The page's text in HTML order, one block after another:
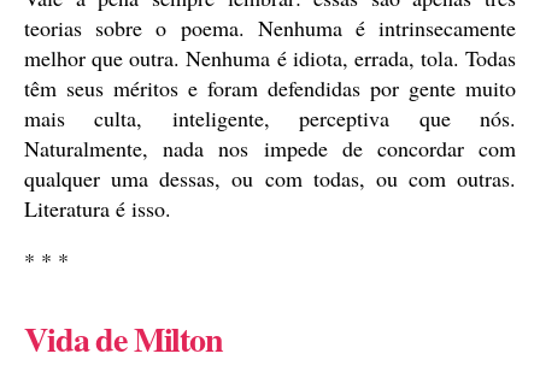
teorias sobre o poema. Nenhuma é intrinsecamente
melhor que outra. Nenhuma é idiota, errada, tola. Todas
têm seus méritos e foram defendidas por gente muito
mais culta, inteligente, perceptiva que nós.
Naturalmente, nada nos impede de concordar com
qualquer uma dessas, ou com todas, ou com outras.
Literatura é isso.
* * *
Vida de Milton